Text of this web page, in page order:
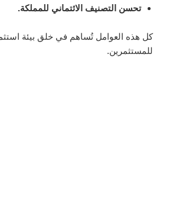
تحسن التصنيف الائتماني للمملكة.
كل هذه العوامل تُساهم في خلق بيئة
للمستثمرين.